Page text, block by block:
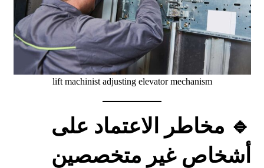
lift machinist adjusting elevator mechanism
🔹 مخاطر الاعتماد على
أشخاص غير متخصصين